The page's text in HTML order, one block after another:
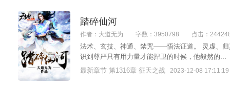
踏碎仙河
作者：大道无为 字数：3950798 点击：
法术、玄技、神通、禁咒——悟法证道。 灵虚、
识到尊严只有用力量才能捍卫的时候，他毅然的...
最新章节 第1316章 征天之战
2023-12-08 17:11:19